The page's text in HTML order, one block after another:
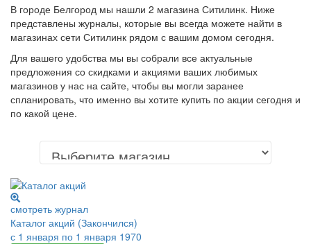
В городе Белгород мы нашли 2 магазина Ситилинк. Ниже
представлены журналы, которые вы всегда можете найти в
магазинах сети Ситилинк рядом с вашим домом сегодня.
Для вашего удобства мы вы собрали все актуальные
предложения со скидками и акциями ваших любимых
магазинов у нас на сайте, чтобы вы могли заранее
спланировать, что именно вы хотите купить по акции сегодня и
по какой цене.
смотреть журнал
Каталог акций (Закончился)
с 1 января по 1 января 1970